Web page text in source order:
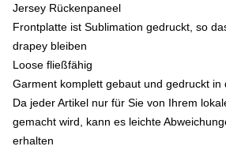
Jersey Rückenpaneel
Frontplatte ist Sublimation gedruckt, so
drapey bleiben
Loose fließfähig
Garment komplett gebaut und gedruckt in
Da jeder Artikel nur für Sie von Ihrem
gemacht wird, kann es leichte
erhalten